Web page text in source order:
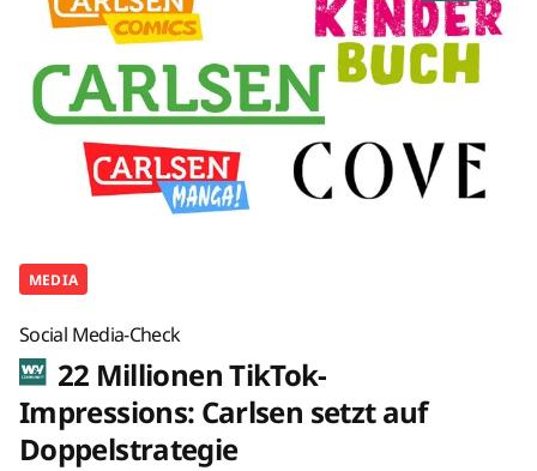
MEDIA
Social Media-Check
22 Millionen TikTok-
Impressions: Carlsen setzt auf
Doppelstrategie